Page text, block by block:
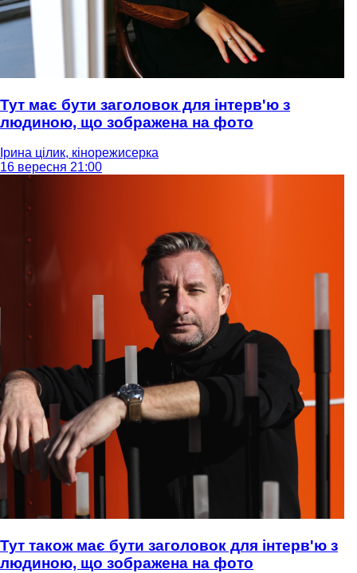
Тут має бути заголовок для інтерв'ю з
людиною, що зображена на фото
Ірина цілик, кінорежисерка
16 вересня 21:00
Тут також має бути заголовок для інтерв'ю з
людиною, що зображена на фото